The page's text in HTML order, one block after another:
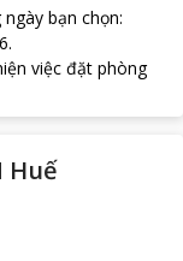
bạn chọn:
.
việc đặt phòng
Huế